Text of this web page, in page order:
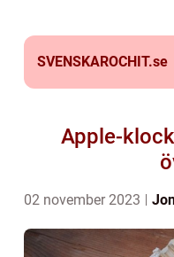
SVENSKAROCHIT.se
Apple-
02 november 2023